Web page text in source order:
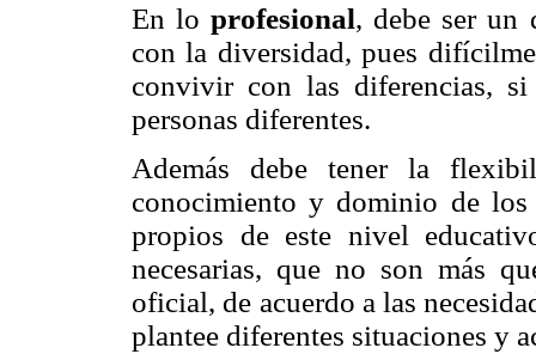
En loprofesional, debe ser un
con la diversidad, pues
convivir con las diferencias,
personas diferentes.
Además debe tener la
conocimiento y dominio de
propios de este nivel
necesarias, que no son más
oficial, de acuerdo a las
plantee diferentes situaciones y